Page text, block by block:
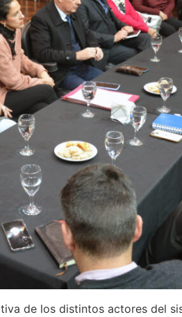
de los distintos actores del